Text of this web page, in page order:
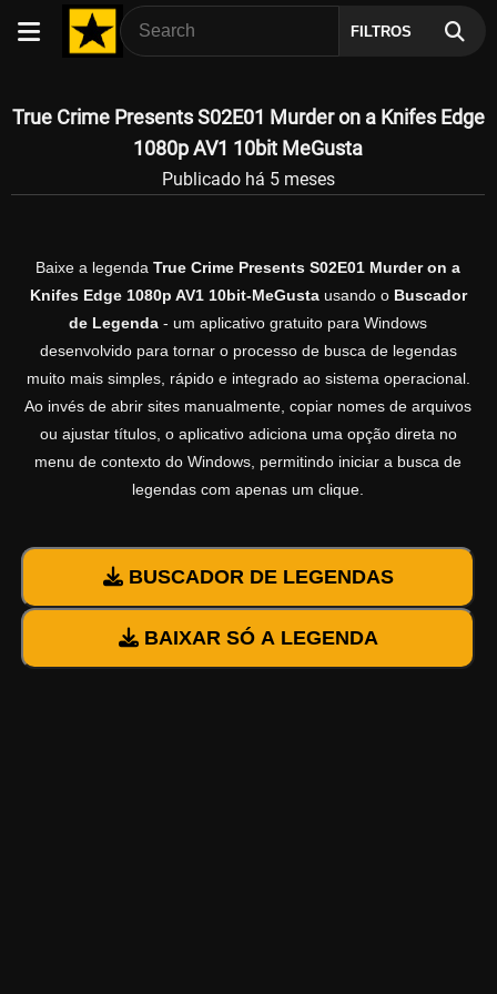
FILTROS
True Crime Presents S02E01 Murder on a Knifes Edge
1080p AV1 10bit MeGusta
Publicado há 5 meses
Baixe a legenda True Crime Presents S02E01 Murder on a
Knifes Edge 1080p AV1 10bit-MeGustausando o Buscador
de Legenda - um aplicativo gratuito para Windows
desenvolvido para tornar o processo de busca de legendas
muito mais simples, rápido e integrado ao sistema operacional.
Ao invés de abrir sites manualmente, copiar nomes de arquivos
ou ajustar títulos, o aplicativo adiciona uma opção direta no
menu de contexto do Windows, permitindo iniciar a busca de
legendas com apenas um clique.
BUSCADOR DE LEGENDAS
BAIXAR SÓ A LEGENDA